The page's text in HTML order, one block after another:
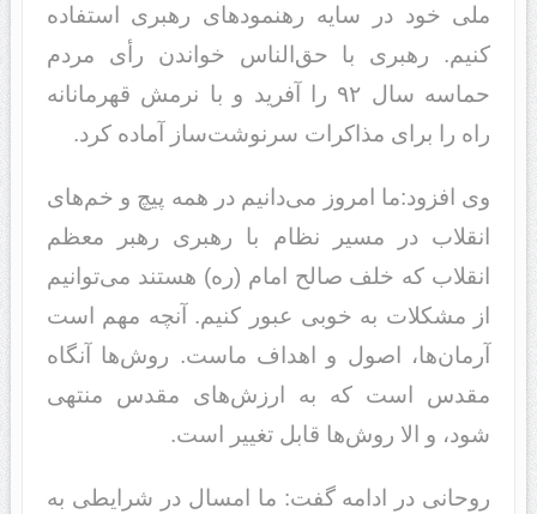
ملی خود در سایه رهنمودهای رهبری استفاده
کنیم. رهبری با حق‌الناس خواندن رأی مردم
حماسه سال ۹۲ را آفرید و با نرمش قهرمانانه
راه را برای مذاکرات سرنوشت‌ساز آماده کرد.
وی افزود:‌ما امروز می‌دانیم در همه پیچ و خم‌های
انقلاب در مسیر نظام با رهبری رهبر معظم
انقلاب که خلف صالح امام (ره) هستند می‌توانیم
از مشکلات به خوبی عبور کنیم. آنچه مهم است
آرمان‌ها، اصول و اهداف ماست. روش‌ها آنگاه
مقدس است که به ارزش‌های مقدس منتهی
شود، و الا روش‌ها قابل تغییر است.
روحانی در ادامه گفت: ما امسال در شرایطی به